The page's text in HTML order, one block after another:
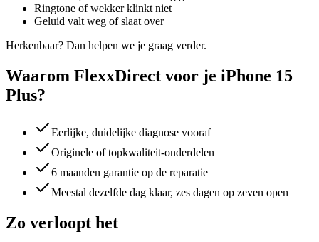
Ringtone of wekker klinkt niet
Geluid valt weg of slaat over
Herkenbaar? Dan helpen we je graag verder.
Waarom FlexxDirect voor je iPhone 15
Plus?
Eerlijke, duidelijke diagnose vooraf
Originele of topkwaliteit-onderdelen
6 maanden garantie op de reparatie
Meestal dezelfde dag klaar, zes dagen op zeven open
Zo verloopt het